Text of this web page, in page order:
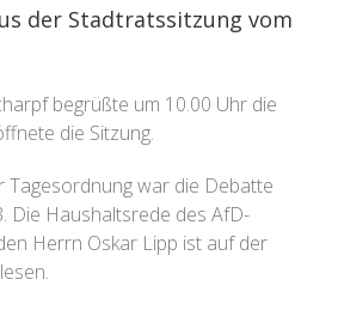
der Stadtratssitzung vom
begrüßte um 10.00 Uhr die
die Sitzung.
Tagesordnung war die Debatte
Die Haushaltsrede des AfD-
Herrn Oskar Lipp ist auf der